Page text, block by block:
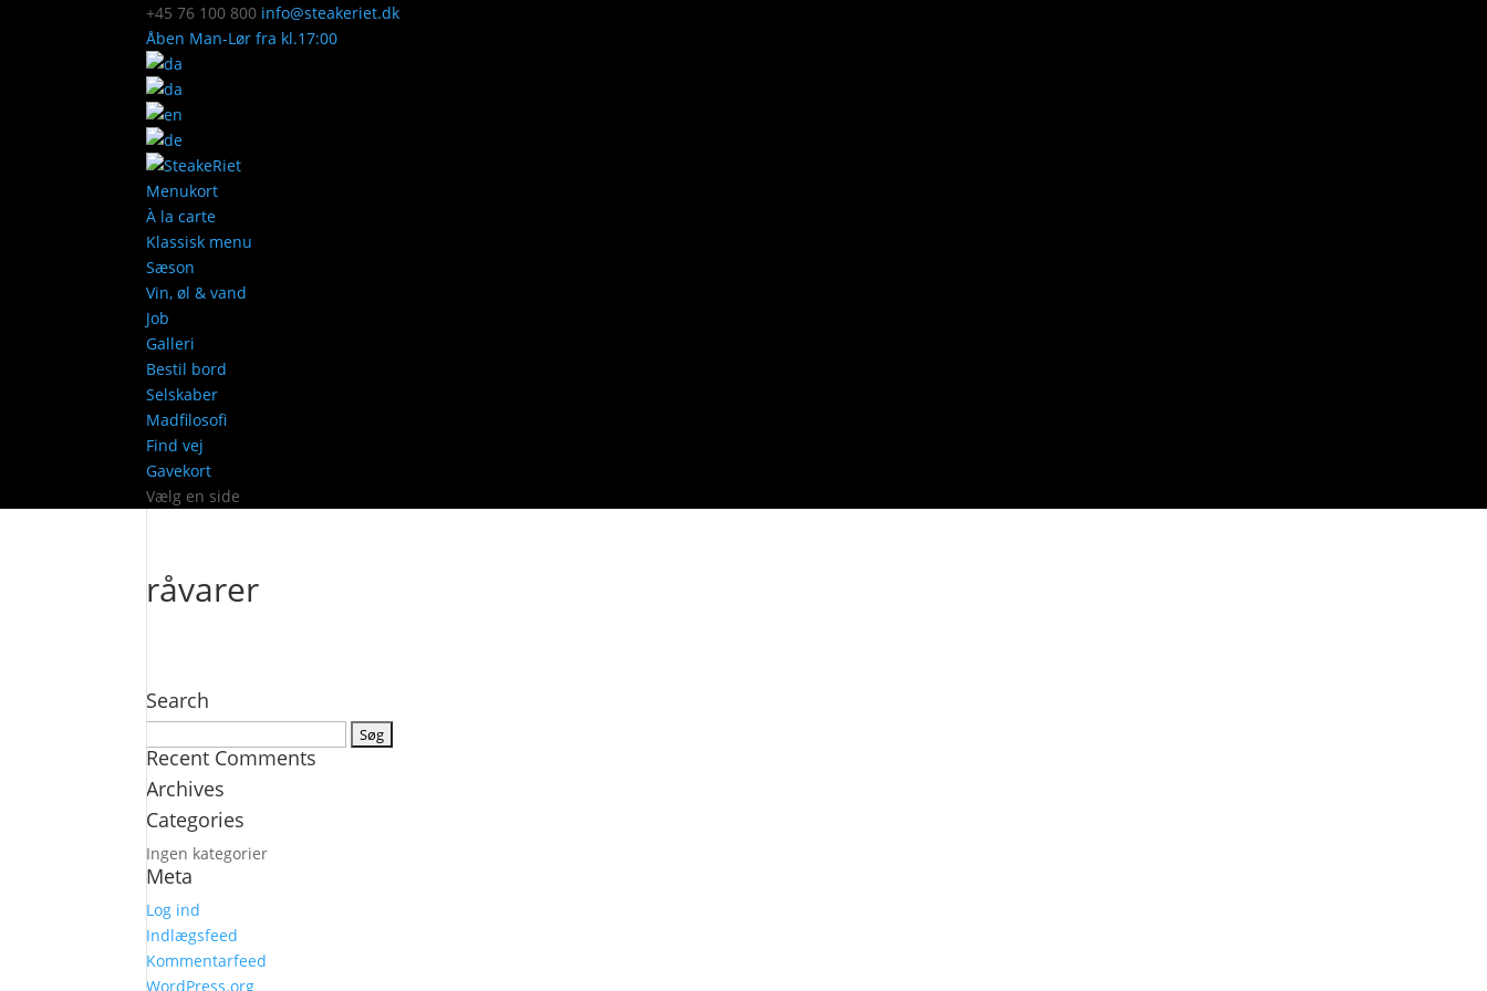
+45 76 100 800 info@steakeriet.dk
Åben Man-Lør fra kl.17:00
Menukort
À la carte
Klassisk menu
Sæson
Vin, øl & vand
Job
Galleri
Bestil bord
Selskaber
Madfilosofi
Find vej
Gavekort
Vælg en side
råvarer
Search
efter:
Recent Comments
Archives
Categories
Ingen kategorier
Meta
Log ind
Indlægsfeed
Kommentarfeed
WordPress.org